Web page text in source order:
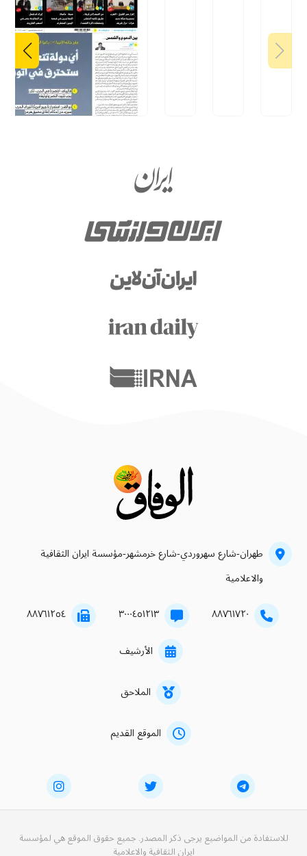
طهران-شارع سهروردي-شارع خرمشهر-مؤسسة ايران الثقافية
والاعلامية
۸۸۷٦۱۷۲۰ ۳۰۰۰٤٥۱۲۱۳ ۸۸۷٦۱۲٥٤
الأرشيف
الملاحق
الموقع القديم
للاستفادة من المواضيع يرجى ذكر المصدر. جميع حقوق الموقع هي لمؤسسة
ايران الثقافية والاعلامية